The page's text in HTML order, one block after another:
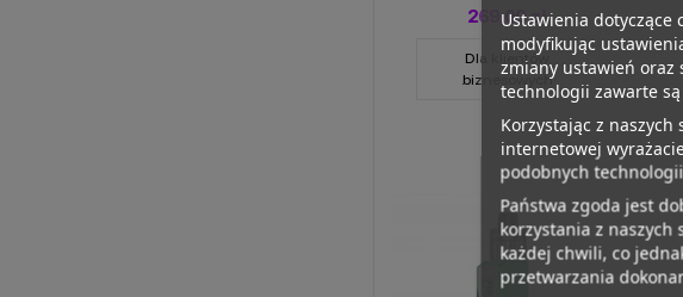
269,00 zł
Dla klientów
biznesowych
Ustawienia dotyczące
modyfikując
zmiany ustawień oraz
technologii zawarte
Korzystając z
internetowej
podobnych
Państwa zgoda jest
korzystania z naszych
każdej chwili, co
przetwarzania